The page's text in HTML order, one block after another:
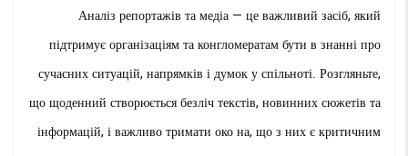
Аналіз репортажів та медіа — це важливий засіб, який
підтримує організаціям та конгломератам бути в знанні про
сучасних ситуацій, напрямків і думок у спільноті. Розгляньте,
що щоденний створюється безліч текстів, новинних сюжетів та
інформацій, і важливо тримати око на, що з них є критичним